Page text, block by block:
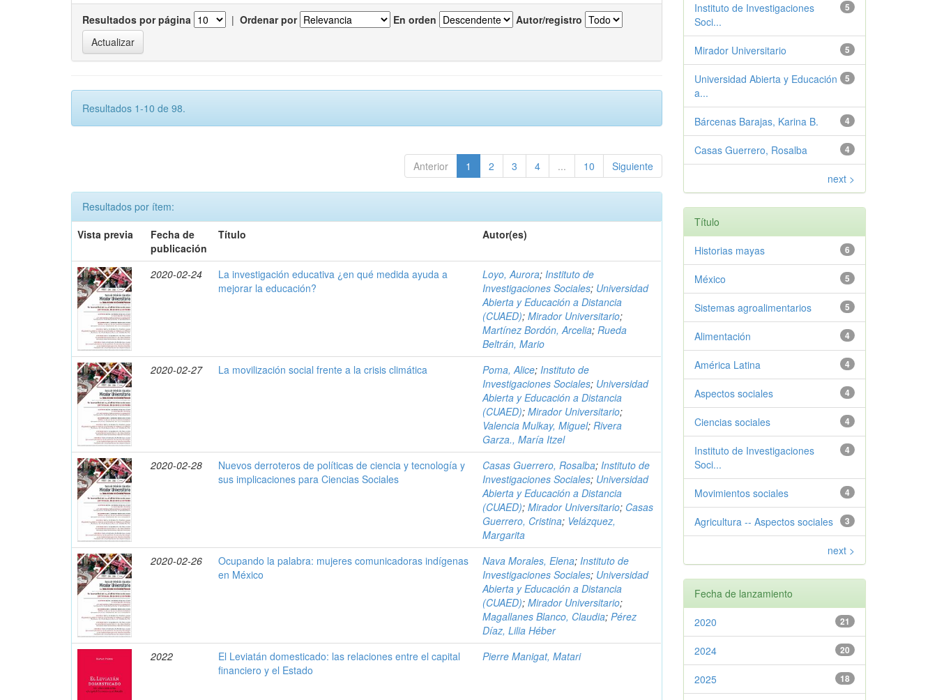
Resultados por página | Ordenar por En orden Autor/registro
Resultados 1-10 de 98.
Anterior 1 2 3 4 ... 10 Siguiente
Resultados por ítem:
Vista previa
Fecha de
publicación
Título Autor(es)
2020-02-24
La investigación educativa ¿en qué medida ayuda a
mejorar la educación?
Loyo, Aurora;Instituto de
Investigaciones Sociales; Universidad
Abierta y Educación a Distancia
(CUAED);Mirador Universitario;
Martínez Bordón, Arcelia;Rueda
Beltrán, Mario
2020-02-27
La movilización social frente a la crisis climática Poma, Alice;Instituto de
Investigaciones Sociales; Universidad
Abierta y Educación a Distancia
(CUAED);Mirador Universitario;
Valencia Mulkay, Miguel;Rivera
Garza., María Itzel
2020-02-28
Nuevos derroteros de políticas de ciencia y tecnología y
sus implicaciones para Ciencias Sociales
Casas Guerrero, Rosalba;Instituto de
Investigaciones Sociales; Universidad
Abierta y Educación a Distancia
(CUAED);Mirador Universitario; Casas
Guerrero, Cristina; Velázquez,
Margarita
2020-02-26
Ocupando la palabra: mujeres comunicadoras indígenas
en México
Nava Morales, Elena;Instituto de
Investigaciones Sociales; Universidad
Abierta y Educación a Distancia
(CUAED);Mirador Universitario;
Magallanes Blanco, Claudia;Pérez
Díaz, Lilia Héber
2022
El Leviatán domesticado: las relaciones entre el capital
financiero y el Estado
Pierre Manigat, Matari
5
Instituto de Investigaciones
Soci...
5
Mirador Universitario
5
Universidad Abierta y Educación
a...
4
Bárcenas Barajas, Karina B.
4
Casas Guerrero, Rosalba
next >
Título
6
Historias mayas
5
México
5
Sistemas agroalimentarios
4
Alimentación
4
América Latina
4
Aspectos sociales
4
Ciencias sociales
4
Instituto de Investigaciones
Soci...
4
Movimientos sociales
3
Agricultura -- Aspectos sociales
next >
Fecha de lanzamiento
21
2020
20
2024
18
2025